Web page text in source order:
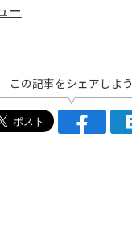
ー
この記事をシェアしよう